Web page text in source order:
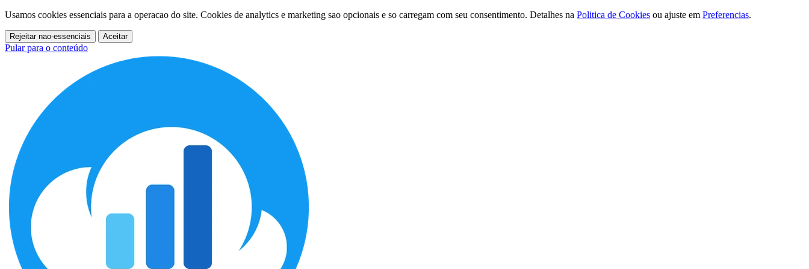
Usamos cookies essenciais para a operacao do site. Cookies de analytics e marketing sao opcionais e so carregam com seu consentimento. Detalhes na Politica de Cookies ou ajuste em Preferencias.
Rejeitar nao-essenciais Aceitar
Pular para o conteúdo